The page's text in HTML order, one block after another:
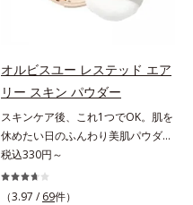
種のパウダー(*4)がベールをまとう
じさせない、軽やかな美肌に整えま
す。SPF30・PA+++で日中の紫外線
もしっかりカットします。※外観色
や肌に塗布した直後の色が濃く見え
ますが、肌になじんだ後の色みは他
のファンデーションと同等です。*1
炭酸Ca配合＝化粧持ち向上粉体*2
（HDI/トリメチロールヘキシルラク
オルビスユー レステッド エア
リー スキン パウダー
スキンケア後、これ1つでOK。肌を
休めたい日のふんわり美肌パウダ
ー。ふんわり美肌が叶う、うるおい
パウダーです。3色の光を操るパウ
ダーがツヤと透明感を演出。ソフト
税込330円～
（3.97 / 69件）